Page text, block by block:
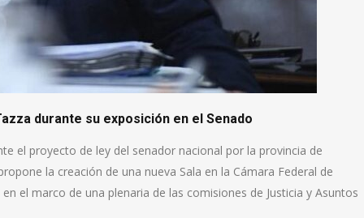
exposición en el Senado
el proyecto de ley del senador nacional por la provincia de
la creación de una nueva Sala en la Cámara Federal de
el marco de una plenaria de las comisiones de Justicia y Asuntos